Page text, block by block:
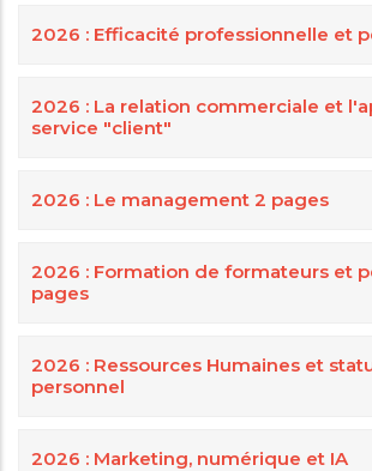
2026 : Efficacité professionnelle et
2026 : La relation commerciale et
service "client"
2026 : Le management 2 pages
2026 : Formation de formateurs et
pages
2026 : Ressources Humaines et
personnel
2026 : Marketing, numérique et IA